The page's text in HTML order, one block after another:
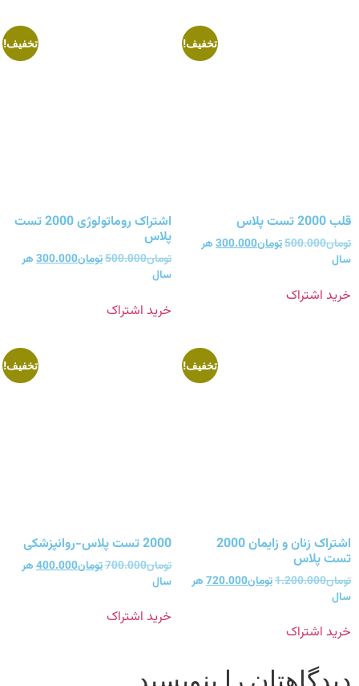
تخفیف!
قلب 2000 تست پلاس
تومان500.000تومان300.000هر
سال
خرید اشتراک
تخفیف!
اشتراک روماتولوژی 2000 تست
پلاس
تومان500.000تومان300.000هر
سال
خرید اشتراک
تخفیف!
اشتراک زنان و زایمان 2000
تست پلاس
تومان1.200.000تومان720.000هر
سال
خرید اشتراک
تخفیف!
2000 تست پلاس-روانپزشکی
تومان700.000تومان400.000هر
سال
خرید اشتراک